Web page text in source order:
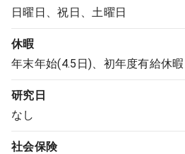
日曜日、祝日、土曜日
休暇
年末年始(4.5日)、初年度有給休暇
研究日
なし
社会保険